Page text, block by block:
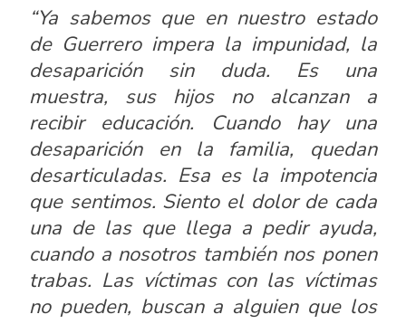
“Ya sabemos que en nuestro estado
de Guerrero impera la impunidad, la
desaparición sin duda. Es una
muestra, sus hijos no alcanzan a
recibir educación. Cuando hay una
desaparición en la familia, quedan
desarticuladas. Esa es la impotencia
que sentimos. Siento el dolor de cada
una de las que llega a pedir ayuda,
cuando a nosotros también nos ponen
trabas. Las víctimas con las víctimas
no pueden, buscan a alguien que los